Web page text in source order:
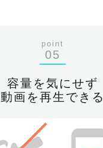
point
05
容量を気にせず
動画を再生できる